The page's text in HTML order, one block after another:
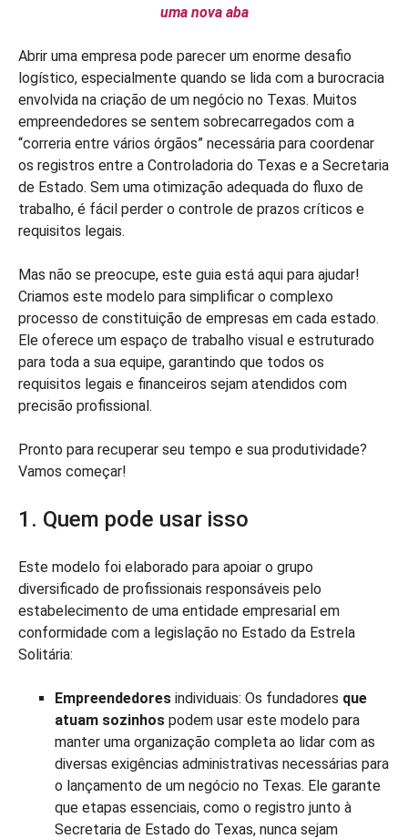
uma nova aba
Abrir uma empresa pode parecer um enorme desafio
logístico, especialmente quando se lida com a burocracia
envolvida na criação de um negócio no Texas. Muitos
empreendedores se sentem sobrecarregados com a
“correria entre vários órgãos” necessária para coordenar
os registros entre a Controladoria do Texas e a Secretaria
de Estado. Sem uma otimização adequada do fluxo de
trabalho, é fácil perder o controle de prazos críticos e
requisitos legais.
Mas não se preocupe, este guia está aqui para ajudar!
Criamos este modelo para simplificar o complexo
processo de constituição de empresas em cada estado.
Ele oferece um espaço de trabalho visual e estruturado
para toda a sua equipe, garantindo que todos os
requisitos legais e financeiros sejam atendidos com
precisão profissional.
Pronto para recuperar seu tempo e sua produtividade?
Vamos começar!
1. Quem pode usar isso
Este modelo foi elaborado para apoiar o grupo
diversificado de profissionais responsáveis pelo
estabelecimento de uma entidade empresarial em
conformidade com a legislação no Estado da Estrela
Solitária:
Empreendedores individuais: Os fundadores que
atuam sozinhos podem usar este modelo para
manter uma organização completa ao lidar com as
diversas exigências administrativas necessárias para
o lançamento de um negócio no Texas. Ele garante
que etapas essenciais, como o registro junto à
Secretaria de Estado do Texas, nunca sejam